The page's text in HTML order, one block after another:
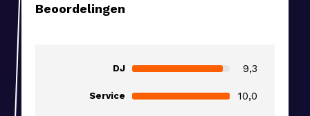
Beoordelingen
DJ 9,3
Service 10,0